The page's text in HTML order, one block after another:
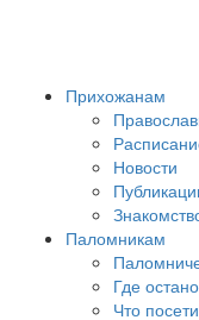
Прихожанам
Новости
Паломникам
Где
Что